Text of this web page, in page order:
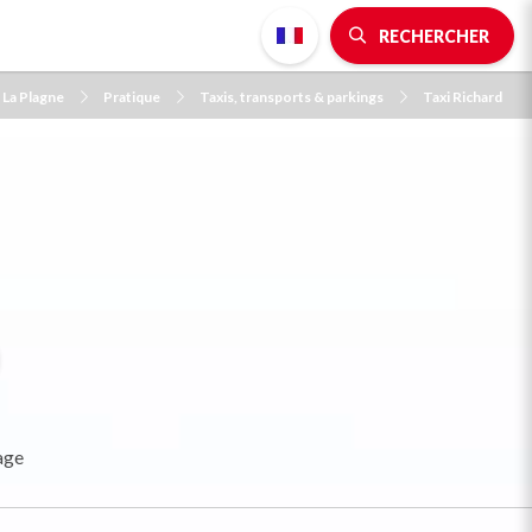
RECHERCHER
Plagne Pratique Taxis, transports & parkings Taxi Richard